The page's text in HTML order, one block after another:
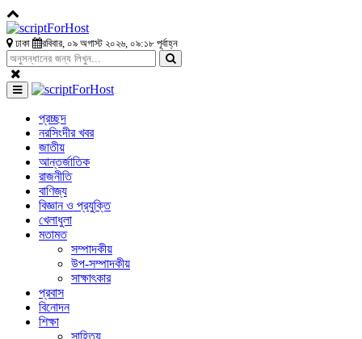
ঢাকা রবিবার, ০৯ অগাস্ট ২০২৬, ০৯:১৮ পূর্বাহ্ন
প্রচ্ছদ
নরসিংদীর খবর
জাতীয়
আন্তর্জাতিক
রাজনীতি
বাণিজ্য
বিজ্ঞান ও প্রযুক্তি
খেলাধুলা
মতামত
সম্পাদকীয়
উপ-সম্পাদকীয়
সাক্ষাৎকার
প্রবাস
বিনোদন
শিক্ষা
সাহিত্য